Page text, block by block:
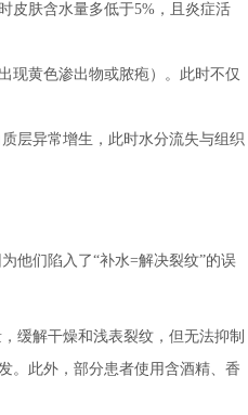
皮肤含水量多低于5%，且炎症活
现黄色渗出物或脓疱）。此时不仅
层异常增生，此时水分流失与组织
他们陷入了“补水=解决裂纹”的误
缓解干燥和浅表裂纹，但无法抑制
。此外，部分患者使用含酒精、香